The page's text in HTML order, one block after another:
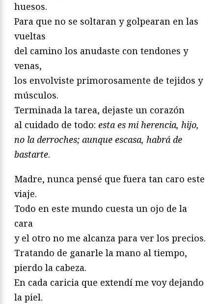
huesos.
Para que no se soltaran y golpearan en las
vueltas
del camino los anudaste con tendones y
venas,
los envolviste primorosamente de tejidos y
músculos.
Terminada la tarea, dejaste un corazón
al cuidado de todo: esta es mi herencia, hijo,
no la derroches; aunque escasa, habrá de
bastarte.
Madre, nunca pensé que fuera tan caro este
viaje.
Todo en este mundo cuesta un ojo de la
cara
y el otro no me alcanza para ver los precios.
Tratando de ganarle la mano al tiempo,
pierdo la cabeza.
En cada caricia que extendí me voy dejando
la piel.